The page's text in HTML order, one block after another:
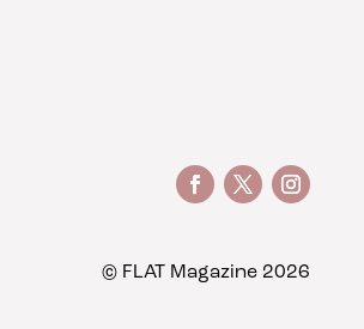
© FLAT Magazine 2026